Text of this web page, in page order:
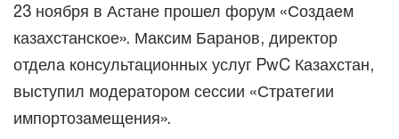
23 ноября в Астане прошел форум «Создаем
казахстанское». Максим Баранов, директор
отдела консультационных услуг PwC Казахстан,
выступил модератором сессии «Стратегии
импортозамещения».